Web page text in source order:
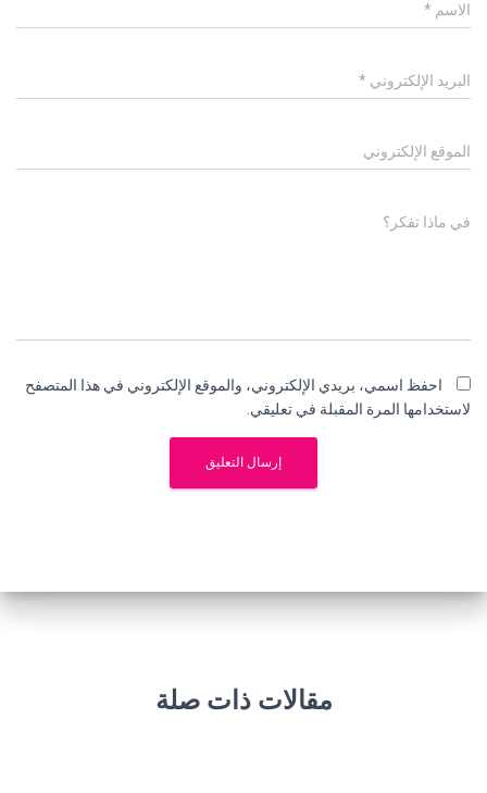
الاسم *
البريد الإلكتروني *
الموقع الإلكتروني
في ماذا تفكر؟
احفظ اسمي، بريدي الإلكتروني، والموقع الإلكتروني في هذا المتصفح
لاستخدامها المرة المقبلة في تعليقي.
مقالات ذات صلة